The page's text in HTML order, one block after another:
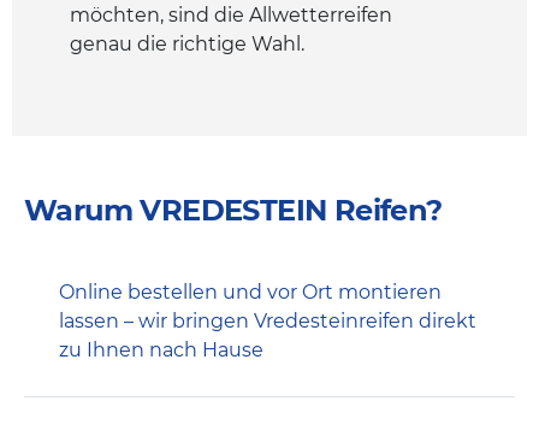
möchten, sind die Allwetterreifen
genau die richtige Wahl.
Warum VREDESTEIN Reifen?
Online bestellen und vor Ort montieren
lassen – wir bringen Vredesteinreifen direkt
zu Ihnen nach Hause